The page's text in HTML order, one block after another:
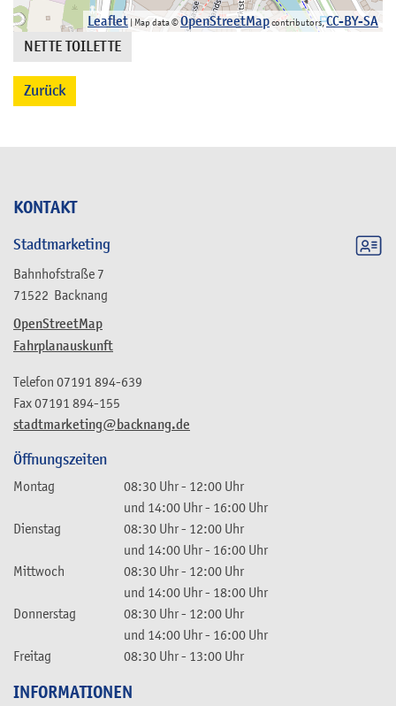
KONTAKT
Stadtmarketing
Bahnhofstraße 7
71522 Backnang
OpenStreetMap
Fahrplanauskunft
stadtmarketing@backnang.de
Telefon 07191 894-639
Fax07191 894-155
Öffnungszeiten
Montag 08:30 Uhr- 12:00 Uhr
und 14:00 Uhr- 16:00 Uhr
Dienstag
08:30 Uhr- 12:00 Uhr
und 14:00 Uhr- 16:00 Uhr
Mittwoch
08:30 Uhr- 12:00 Uhr
und 14:00 Uhr- 18:00 Uhr
Donnerstag
08:30 Uhr- 12:00 Uhr
und 14:00 Uhr- 16:00 Uhr
Freitag
08:30 Uhr- 13:00 Uhr
INFORMATIONEN
Leaflet | Map data ©OpenStreetMapcontributors,CC-BY-SA
NETTE TOILETTE
Zurück